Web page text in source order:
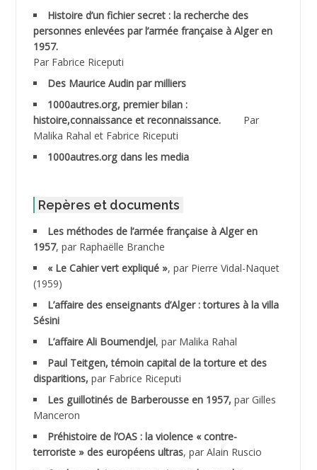
ABDELMOUMENE Ahmed
ABDESMED Mohamed ben Kaddour
ABDESSELAMI Kouider
ABDESSLEM Ahmed dit le Coiffeur
ABDOUDOU
ABID Mohamed
ABNOUN Salah
ACHACHE M.*
ACHLAF Ali
ADALMI
ADANE Ramdane *
ADDAD
Histoire d’un fichier secret : la recherche des
personnes enlevées par l’armée française à Alger en
1957.
Par Fabrice Riceputi
Des Maurice Audin par milliers
1000autres.org, premier bilan :
histoire,connaissance et reconnaissance.
Par
Malika Rahal et Fabrice Riceputi
1000autres.org dans les media
Repères et documents
Les méthodes de l’armée française à Alger en
1957, par Raphaëlle Branche
« Le Cahier vert expliqué », par Pierre Vidal-Naquet
(1959)
L’affaire des enseignants d’Alger : tortures à la villa
Sésini
L’affaire Ali Boumendjel, par Malika Rahal
Paul Teitgen, témoin capital de la torture et des
disparitions, par Fabrice Riceputi
Les guillotinés de Barberousse en 1957, par Gilles
Manceron
Préhistoire de l’OAS : la violence « contre-
terroriste » des européens ultras, par Alain Ruscio